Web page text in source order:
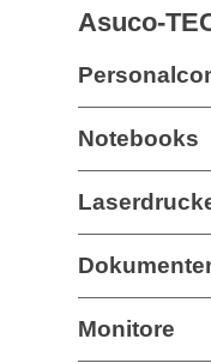
Asuco-
Notebooks
Monitore